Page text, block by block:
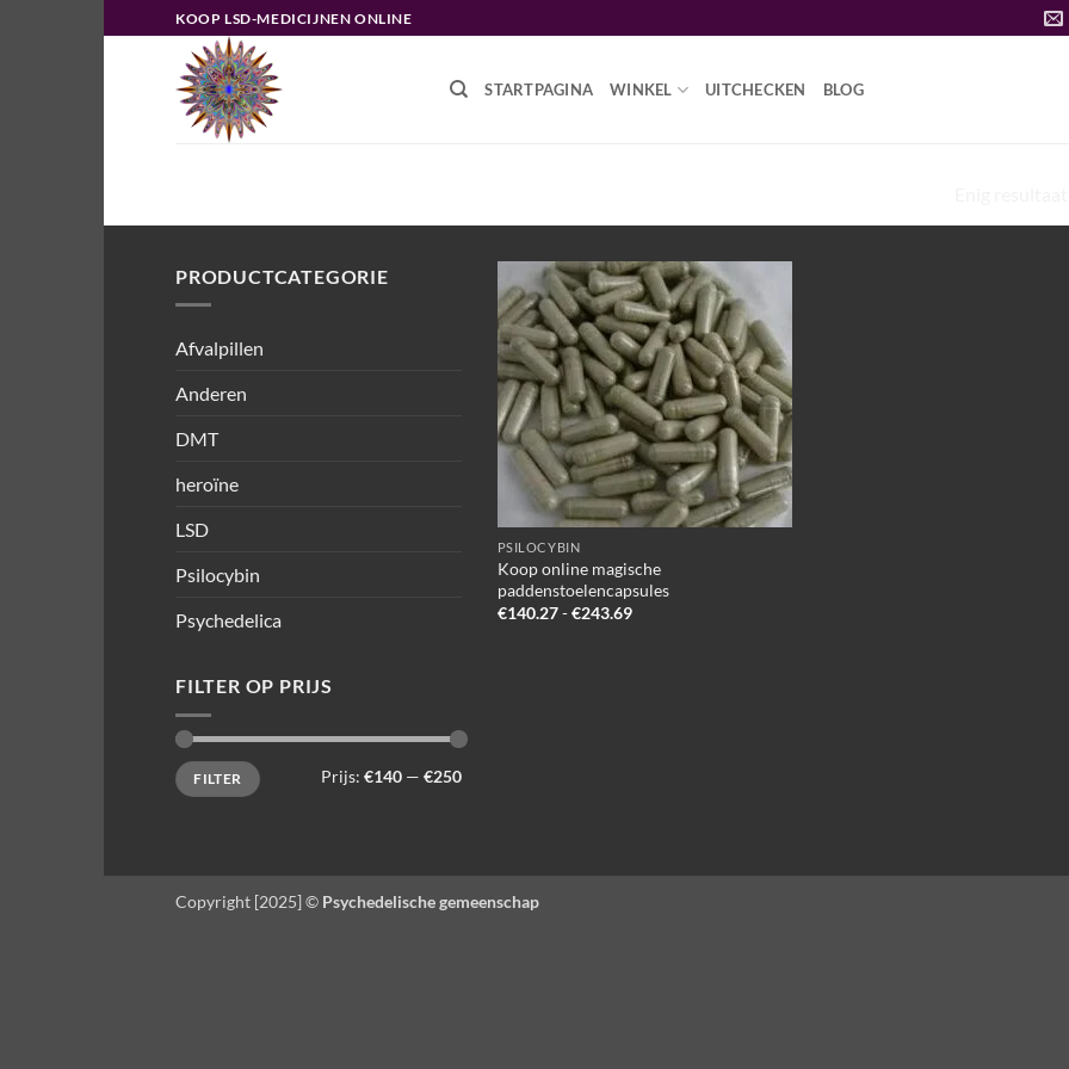
naar
KOOP LSD-MEDICIJNEN ONLINE
STARTPAGINA WINKEL UITCHECKEN BLOG
PRODUCTCATEGORIE
Afvalpillen
Anderen
DMT
heroïne
LSD
Psilocybin
Psychedelica
FILTER OP PRIJS
Min.
prijs
Max.
prijsFILTER Prijs: €140 — €250
Add to
wishlist
PSILOCYBIN
Koop online magische
paddenstoelencapsules
€140.27-€243.69Prijsklasse:
Copyright [2025] © Psychedelische gemeenschap